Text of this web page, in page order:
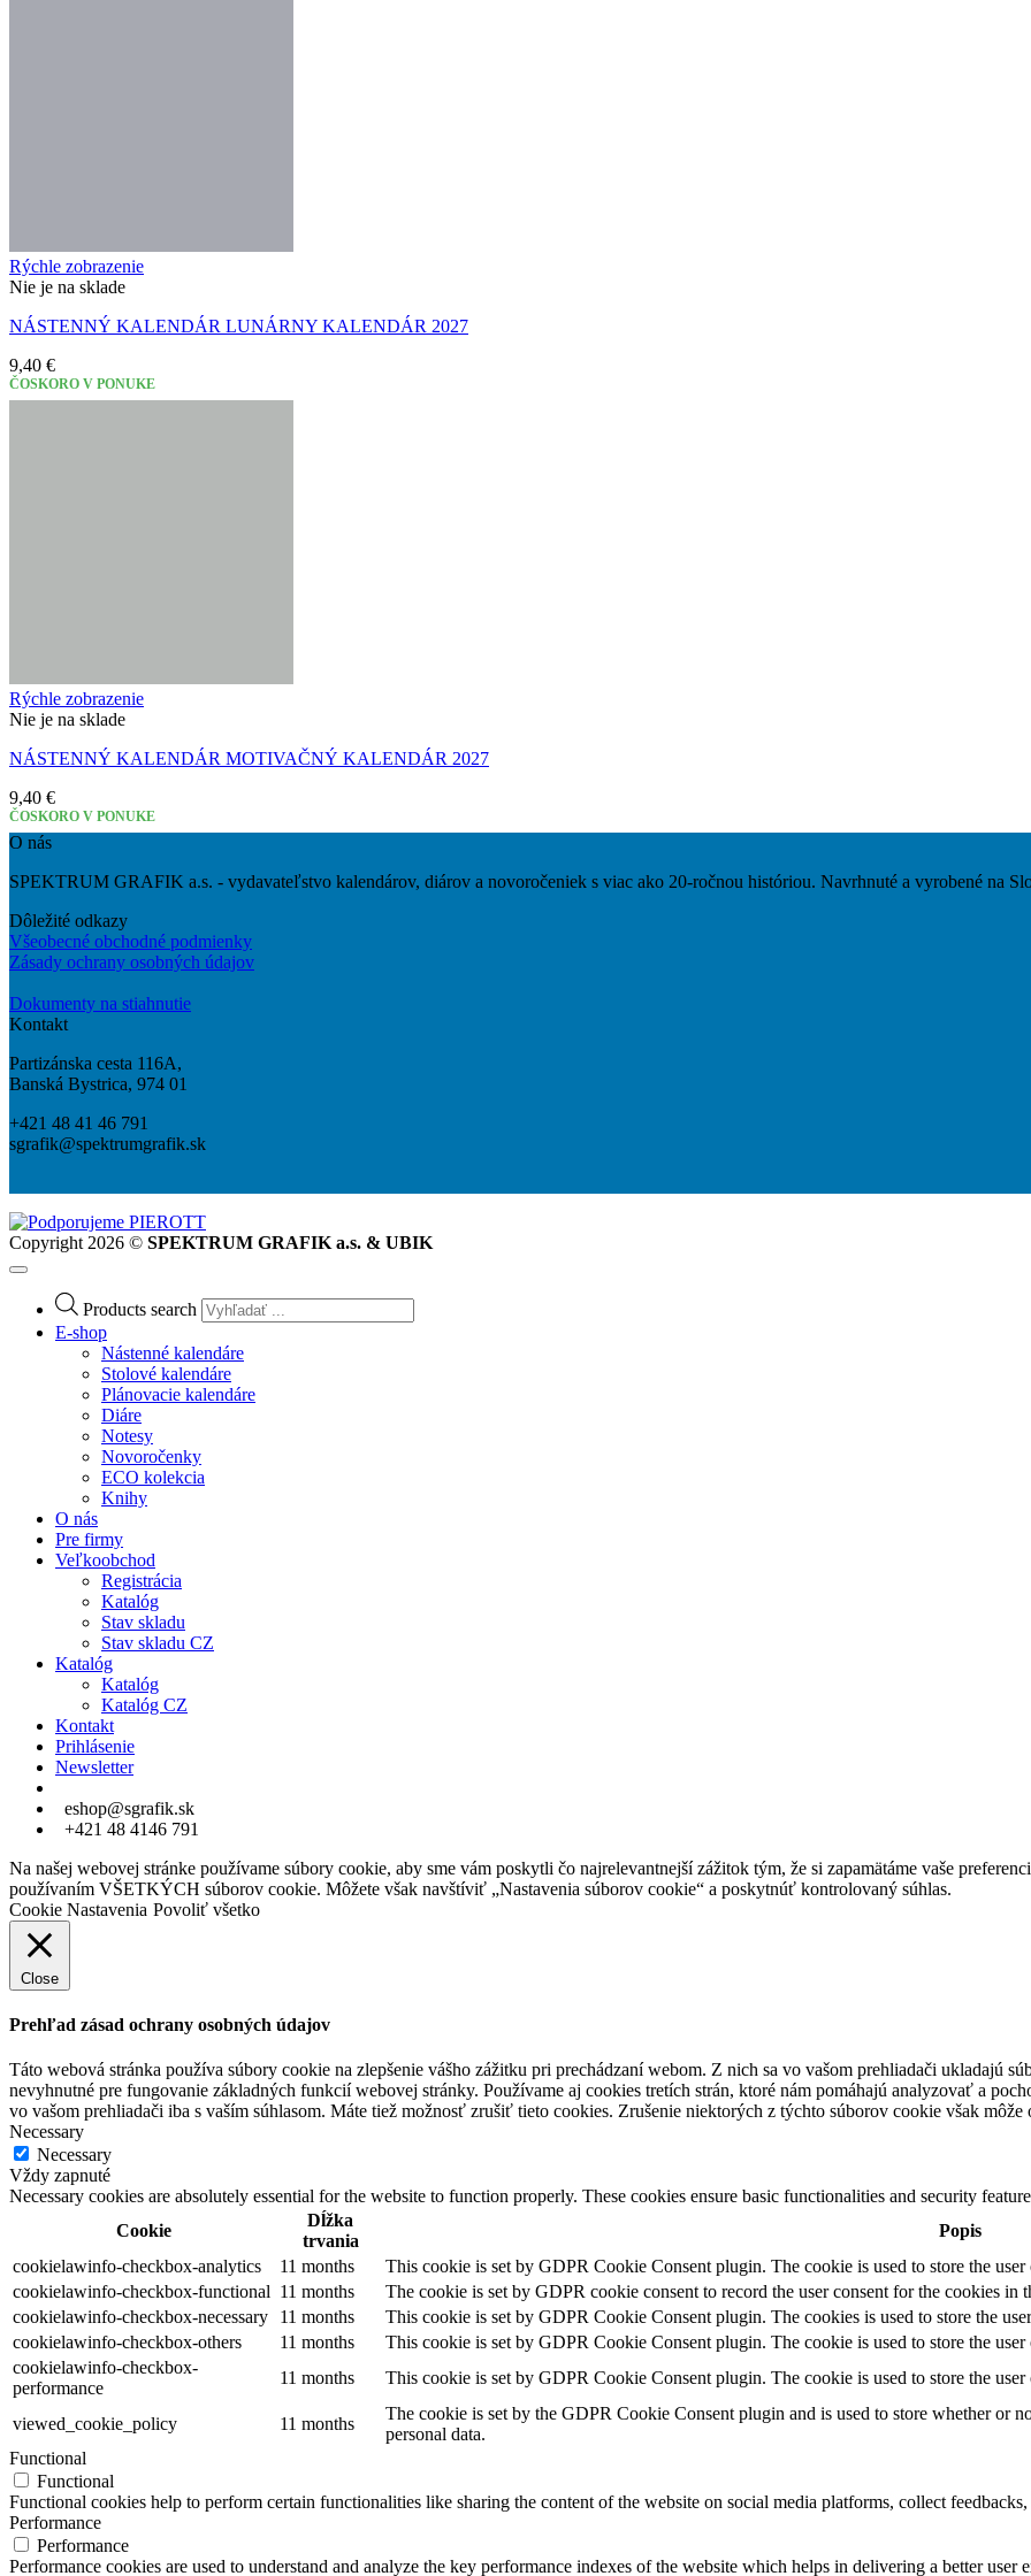
Rýchle zobrazenie
Nie je na sklade
NÁSTENNÝ KALENDÁR LUNÁRNY KALENDÁR 2027
9,40 €
ČOSKORO V PONUKE
Rýchle zobrazenie
Nie je na sklade
NÁSTENNÝ KALENDÁR MOTIVAČNÝ KALENDÁR 2027
9,40 €
ČOSKORO V PONUKE
O nás
SPEKTRUM GRAFIK a.s. - vydavateľstvo kalendárov, diárov a novoročeniek s viac ako 20-ročnou históriou. Navrhnuté a vyrobené na
Dôležité odkazy
Všeobecné obchodné podmienky
Zásady ochrany osobných údajov
Dokumenty na stiahnutie
Kontakt
Partizánska cesta 116A,
Banská Bystrica, 974 01
+421 48 41 46 791
sgrafik@spektrumgrafik.sk
Copyright 2026 © SPEKTRUM GRAFIK a.s. & UBIK
Products search
E-shop
Nástenné kalendáre
Stolové kalendáre
Plánovacie kalendáre
Diáre
Notesy
Novoročenky
ECO kolekcia
Knihy
O nás
Pre firmy
Veľkoobchod
Registrácia
Katalóg
Stav skladu
Stav skladu CZ
Katalóg
Katalóg
Katalóg CZ
Kontakt
Prihlásenie
Newsletter
eshop@sgrafik.sk
+421 48 4146 791
Na našej webovej stránke používame súbory cookie, aby sme vám poskytli čo najrelevantnejší zážitok tým, že si zapamätáme vaše
používaním VŠETKÝCH súborov cookie. Môžete však navštíviť „Nastavenia súborov cookie“ a poskytnúť kontrolovaný súhlas.
Cookie Nastavenia Povoliť všetko
Close
Prehľad zásad ochrany osobných údajov
Táto webová stránka používa súbory cookie na zlepšenie vášho zážitku pri prechádzaní webom. Z nich sa vo vašom prehliadači ukladajú
nevyhnutné pre fungovanie základných funkcií webovej stránky. Používame aj cookies tretích strán, ktoré nám pomáhajú analyzovať a
vo vašom prehliadači iba s vaším súhlasom. Máte tiež možnosť zrušiť tieto cookies. Zrušenie niektorých z týchto súborov cookie však
Necessary
Necessary
Vždy zapnuté
Necessary cookies are absolutely essential for the website to function properly. These cookies ensure basic functionalities and security
Cookie
Dĺžka
trvania
Popis
cookielawinfo-checkbox-analytics
11 months
This cookie is set by GDPR Cookie Consent plugin. The cookie is used to store the
cookielawinfo-checkbox-functional 11 months
The cookie is set by GDPR cookie consent to record the user consent for the cookies in
cookielawinfo-checkbox-necessary
11 months
This cookie is set by GDPR Cookie Consent plugin. The cookies is used to store the
cookielawinfo-checkbox-others
11 months
This cookie is set by GDPR Cookie Consent plugin. The cookie is used to store the
cookielawinfo-checkbox-
performance
11 months This cookie is set by GDPR Cookie Consent plugin. The cookie is used to store the
viewed_cookie_policy 11 months
The cookie is set by the GDPR Cookie Consent plugin and is used to store whether or
personal data.
Functional
Functional
Functional cookies help to perform certain functionalities like sharing the content of the website on social media platforms, collect
Performance
Performance
Performance cookies are used to understand and analyze the key performance indexes of the website which helps in delivering a better user